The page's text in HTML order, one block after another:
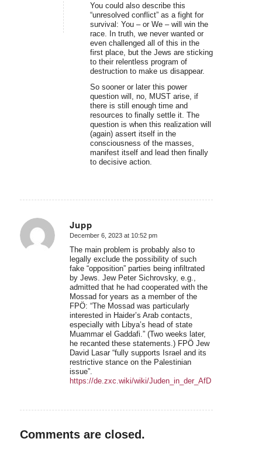
You could also describe this
“unresolved conflict” as a fight for
survival: You – or We – will win the
race. In truth, we never wanted or
even challenged all of this in the
first place, but the Jews are sticking
to their relentless program of
destruction to make us disappear.
So sooner or later this power
question will, no, MUST arise, if
there is still enough time and
resources to finally settle it. The
question is when this realization will
(again) assert itself in the
consciousness of the masses,
manifest itself and lead then finally
to decisive action.
Jupp
says:
December 6, 2023 at 10:52 pm
The main problem is probably also to
legally exclude the possibility of such
fake “opposition” parties being infiltrated
by Jews. Jew Peter Sichrovsky, e.g.,
admitted that he had cooperated with the
Mossad for years as a member of the
FPÖ: “The Mossad was particularly
interested in Haider’s Arab contacts,
especially with Libya’s head of state
Muammar el Gaddafi.” (Two weeks later,
he recanted these statements.) FPÖ Jew
David Lasar “fully supports Israel and its
restrictive stance on the Palestinian
issue”.
https://de.zxc.wiki/wiki/Juden_in_der_AfD
Comments are closed.